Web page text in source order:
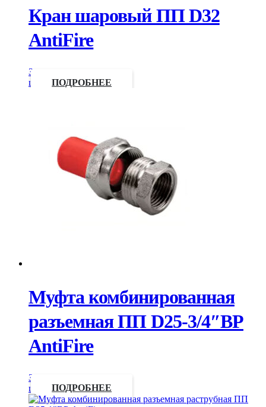
Кран шаровый ПП D32
AntiFire
Запросить
цену
ПОДРОБНЕЕ
Муфта комбинированная
разъемная ПП D25-3/4″ВР
AntiFire
Запросить
цену
ПОДРОБНЕЕ